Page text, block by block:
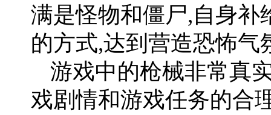
满是怪物和僵尸,自身补
的方式,达到营造恐怖气
游戏中的枪械非常真
戏剧情和游戏任务的合